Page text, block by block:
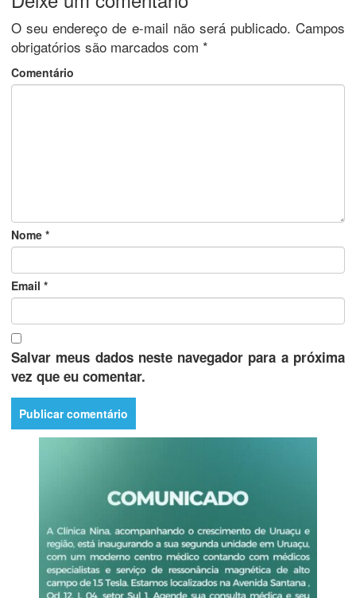
O seu endereço de e-mail não será publicado. Campos
obrigatórios são marcados com *
Comentário
Nome *
Email *
Salvar meus dados neste navegador para a próxima
vez que eu comentar.